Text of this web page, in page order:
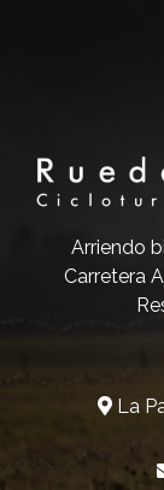
Arriendo
Carretera
La